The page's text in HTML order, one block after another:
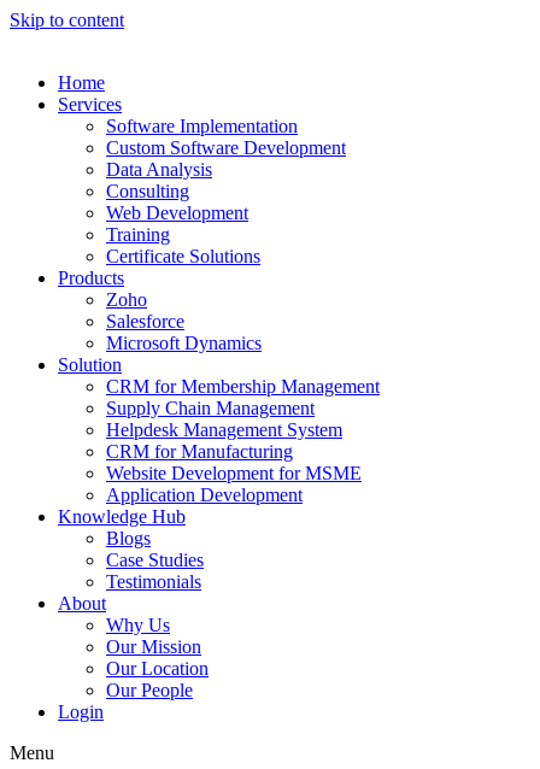
Skip to content
Home
Services
Software Implementation
Custom Software Development
Data Analysis
Consulting
Web Development
Training
Certificate Solutions
Products
Zoho
Salesforce
Microsoft Dynamics
Solution
CRM for Membership Management
Supply Chain Management
Helpdesk Management System
CRM for Manufacturing
Website Development for MSME
Application Development
Knowledge Hub
Blogs
Case Studies
Testimonials
About
Why Us
Our Mission
Our Location
Our People
Login
Menu